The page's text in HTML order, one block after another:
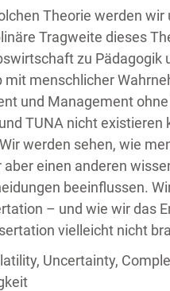
Theorie werden
Tragweite dieses
zu Pädagogik
mit menschlicher
und Management
TUNA nicht
werden sehen, wie
einen anderen
beeinflussen.
– und wie wir das
vielleicht nicht
Uncertainty,